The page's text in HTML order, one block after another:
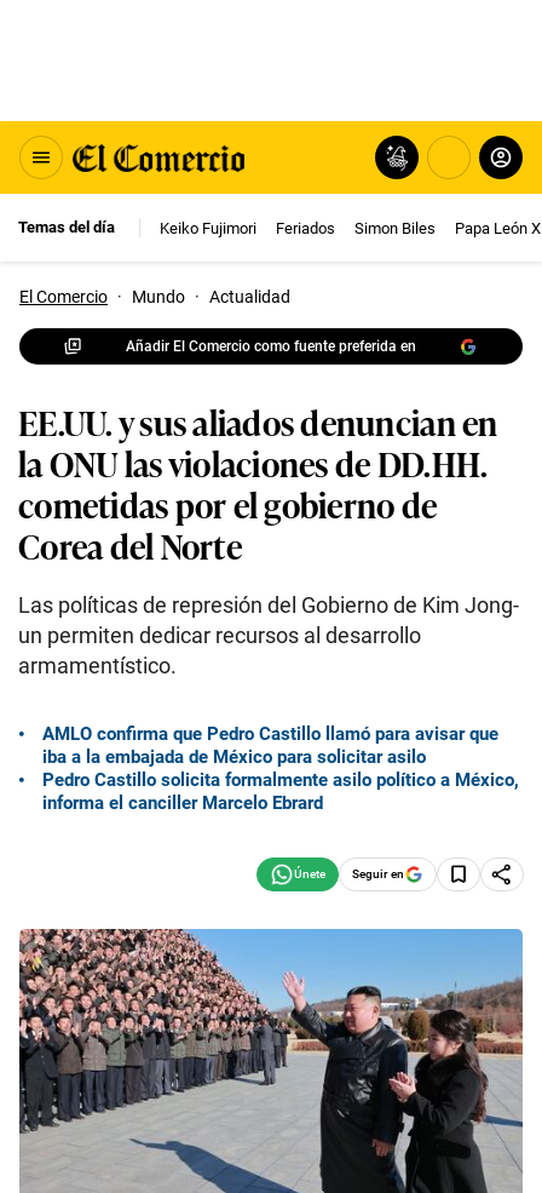
Temas del día Keiko Fujimori Feriados Simon Biles Papa León
El Comercio · Mundo · Actualidad
Añadir El Comercio como fuente preferida en
EE.UU. y sus aliados denuncian en
la ONU las violaciones de DD.HH.
cometidas por el gobierno de
Corea del Norte
Las políticas de represión del Gobierno de Kim Jong-
un permiten dedicar recursos al desarrollo
armamentístico.
AMLO confirma que Pedro Castillo llamó para avisar que
iba a la embajada de México para solicitar asilo
Pedro Castillo solicita formalmente asilo político a México,
informa el canciller Marcelo Ebrard
Seguir en